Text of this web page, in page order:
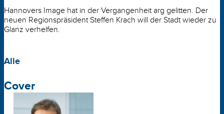
Hannovers Image hat in der Vergangenheit arg gelitten. Der
neuen Regionspräsident Steffen Krach will der Stadt wieder zu
Glanz verhelfen.
Alle
Cover